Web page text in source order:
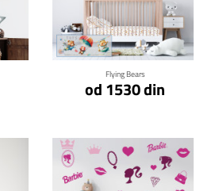
Flying Bears
od 1530 din
Klikni za detalje